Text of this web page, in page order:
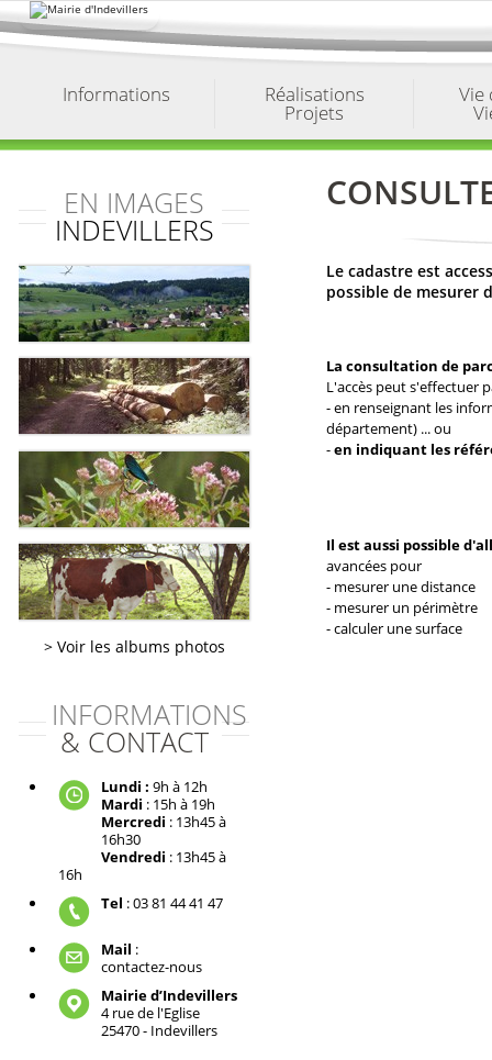
au
contenu.
Informations Réalisations
Projets
Vie
EN IMAGES
INDEVILLERS
Voir les albums photos
INFORMATIONS
& CONTACT
Lundi : 9h à 12h
Mardi : 15h à 19h
Mercredi : 13h45 à
16h30
Vendredi : 13h45 à
16h
Tel : 03 81 44 41 47
Mail :
contactez-nous
Mairie d’Indevillers
4 rue de l'Eglise
25470 - Indevillers
Le cadastre est
possible de mesurer
La consultation de
L'accès peut s'effectuer
- en renseignant les
département) ... ou
-en indiquant les
Il est aussi possible
avancées pour
- mesurer une distance
- mesurer un périmètre
- calculer une surface